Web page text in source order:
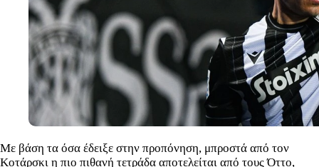
Με βάση τα όσα έδειξε στην προπόνηση, μπροστά από τον
Κοτάρσκι η πιο πιθανή τετράδα αποτελείται από τους Όττο,